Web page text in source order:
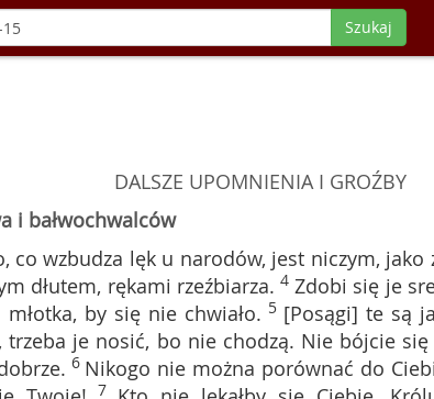
Szukaj
DALSZE UPOMNIENIA I GROŹBY
i bałwochwalców
co wzbudza lęk u narodów, jest niczym,
dłutem, rękami rzeźbiarza. 4 Zdobi się je
by się nie chwiało. 5 [Posągi] te są
je nosić, bo nie chodzą. Nie bójcie się
6 Nikogo nie można porównać do
7